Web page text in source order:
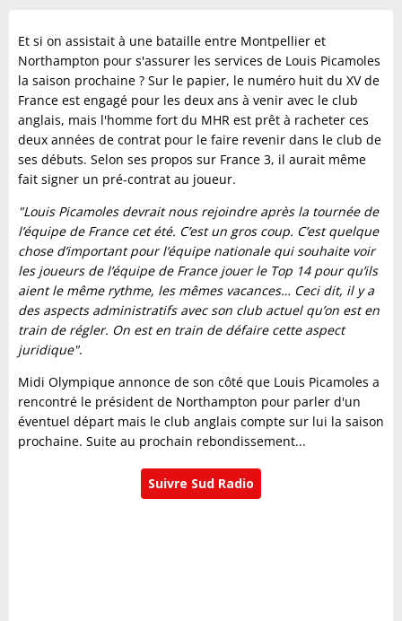
Et si on assistait à une bataille entre Montpellier et
Northampton pour s'assurer les services de Louis Picamoles
la saison prochaine ? Sur le papier, le numéro huit du XV de
France est engagé pour les deux ans à venir avec le club
anglais, mais l'homme fort du MHR est prêt à racheter ces
deux années de contrat pour le faire revenir dans le club de
ses débuts. Selon ses propos sur France 3, il aurait même
fait signer un pré-contrat au joueur.
"Louis Picamoles devrait nous rejoindre après la tournée de
l’équipe de France cet été. C’est un gros coup. C’est quelque
chose d’important pour l’équipe nationale qui souhaite voir
les joueurs de l’équipe de France jouer le Top 14 pour qu’ils
aient le même rythme, les mêmes vacances… Ceci dit, il y a
des aspects administratifs avec son club actuel qu’on est en
train de régler. On est en train de défaire cette aspect
juridique".
Midi Olympique annonce de son côté que Louis Picamoles a
rencontré le président de Northampton pour parler d'un
éventuel départ mais le club anglais compte sur lui la saison
prochaine. Suite au prochain rebondissement...
Suivre Sud Radio